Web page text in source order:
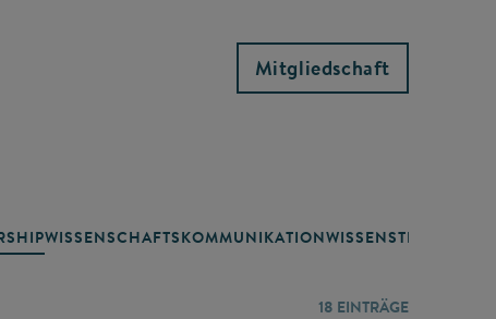
Mitgliedschaft
WISSENSCHAFTSKOMMUNIKATIONWISSENSTRANSFER
18 EINTRÄGE